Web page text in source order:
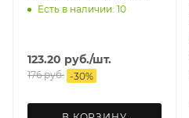
Есть в наличии: 10
123.20 руб./шт.
176руб. -30%